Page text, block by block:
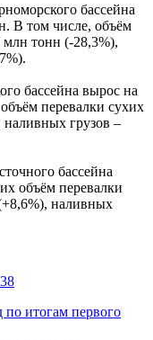
бассейна
В том числе, объём
млн тонн (-28,3%),
бассейна вырос на
перевалки сухих
наливных грузов –
бассейна
объём перевалки
наливных
итогам первого